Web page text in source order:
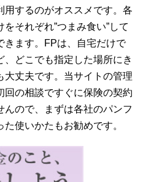
用するのがオススメです。各
それぞれ”つまみ食い”して
きます。FPは、自宅だけで
どこでも指定した場所にき
丈夫です。当サイトの管理
回の相談ですぐに保険の契約
んので、まずは各社のパンフ
使いかたもお勧めです。